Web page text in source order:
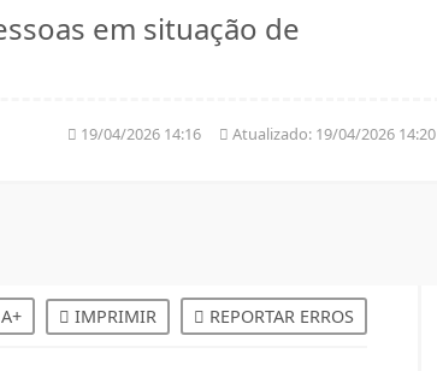
em situação de
Atualizado:19/04/2026 14:20
19/04/2026 14:16
A+ IMPRIMIR REPORTAR ERROS